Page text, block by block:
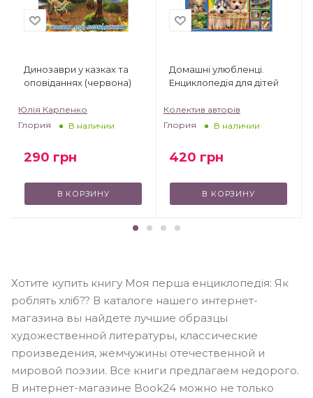
Динозаври у казках та
оповіданнях (червона)
Юлія Карпенко
Глория
В наличии
290 грн
В КОРЗИНУ
Домашні улюбленці.
Енциклопедія для дітей
Колектив авторів
Глория
В наличии
420 грн
В КОРЗИНУ
Хотите купить книгу Моя перша енциклопедія: Як
роблять хліб?? В каталоге нашего интернет-
магазина вы найдете лучшие образцы
художественной литературы, классические
произведения, жемчужины отечественной и
мировой поэзии. Все книги предлагаем недорого.
В интернет-магазине Book24 можно не только